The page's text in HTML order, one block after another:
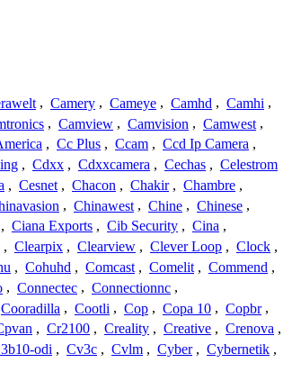
, Camery , Cameye , Camhd , Camhi ,
, Camview , Camvision , Camwest ,
, Cc Plus , Ccam , Ccd Ip Camera ,
, Cdxx , Cdxxcamera , Cechas , Celestrom
, Cesnet , Chacon , Chakir , Chambre ,
, Chinawest , Chine , Chinese ,
, Ciana Exports , Cib Security , Cina ,
, Clearpix , Clearview , Clever Loop , Clock ,
, Cohuhd , Comcast , Comelit , Commend ,
, Connectec , Connectionnc ,
Cooradilla , Cootli , Cop , Copa 10 , Copbr ,
, Cr2100 , Creality , Creative , Crenova ,
odi , Cv3c , Cvlm , Cyber , Cybernetik ,